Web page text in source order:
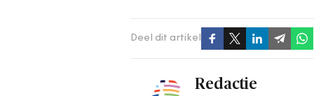
Deel dit artikel
Redactie